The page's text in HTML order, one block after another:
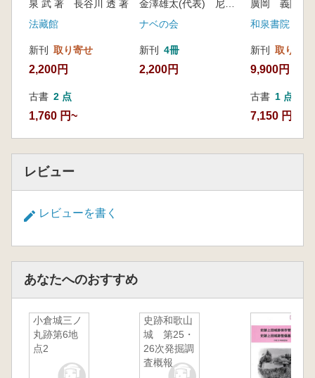
泉 武 著 長谷川 透 著
法藏館
新刊 取り寄せ
2,200円
古書 2 点
1,760 円~
金澤雄太(代表) 尼子奈美枝編
ナベの会
新刊 4冊
2,200円
廣岡 義隆 校
和泉書院
新刊 取り寄せ
9,900円
古書 1 点
7,150 円
レビュー
レビューを書く
あなたへのおすすめ
小倉城三ノ
丸跡第6地
点2
史跡和歌山
城 第25・
26次発掘調
査概報